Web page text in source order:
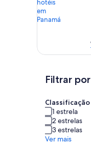
Filtrar por
1 estrela
2 estrelas
3 estrelas
Ver mais